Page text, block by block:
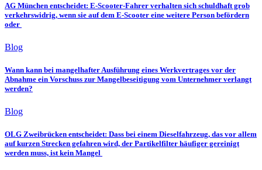
AG München entscheidet: E-Scooter-Fahrer verhalten sich schuldhaft grob
verkehrswidrig, wenn sie auf dem E-Scooter eine weitere Person befördern
oder
Blog
Wann kann bei mangelhafter Ausführung eines Werkvertrages vor der
Abnahme ein Vorschuss zur Mangelbeseitigung vom Unternehmer verlangt
werden?
Blog
OLG Zweibrücken entscheidet: Dass bei einem Dieselfahrzeug, das vor allem
auf kurzen Strecken gefahren wird, der Partikelfilter häufiger gereinigt
werden muss, ist kein Mangel